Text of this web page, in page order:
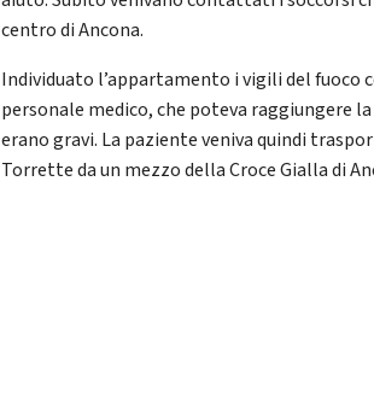
centro di Ancona.
Individuato l’appartamento i vigili del fuoco
personale medico, che poteva raggiungere
erano gravi. La paziente veniva quindi
Torrette da un mezzo della Croce Gialla di